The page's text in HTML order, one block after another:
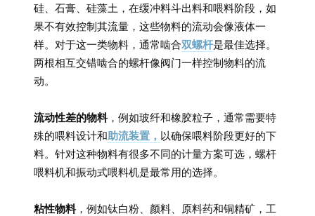
硅、石膏、硅藻土，在缓冲料斗出料和喂料阶段，如
果不有效控制其流量，这些物料的流动会像液体一
样。对于这一类物料，通常啮合双螺杆是最佳选择。
两根相互交错啮合的螺杆像阀门一样控制物料的流
动。
流动性差的物料，例如玻纤和橡胶粒子，通常需要特
殊的喂料设计和助流装置， 以确保喂料阶段更好的下
料。针对这种物料有很多不同的计量方案可选，螺杆
喂料机和振动式喂料机是最常用的选择。
粘性物料，例如钛白粉、颜料、原料药和铜精矿，工